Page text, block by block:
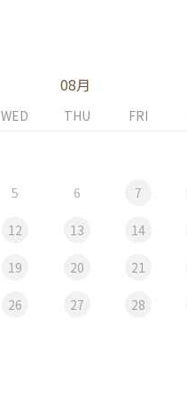
08月
WED THU FRI
5 6 7
12 13 14
19 20 21
26 27 28